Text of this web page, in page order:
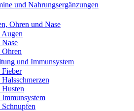
und Nahrungsergänzungen
Ohren und Nase
Augen
Nase
Ohren
und Immunsystem
Fieber
Halsschmerzen
Husten
Immunsystem
Schnupfen